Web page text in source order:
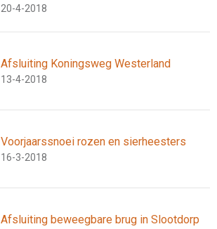
20-4-2018
Afsluiting Koningsweg Westerland
13-4-2018
Voorjaarssnoei rozen en sierheesters
16-3-2018
Afsluiting beweegbare brug in Slootdorp